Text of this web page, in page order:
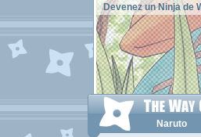
Devenez un Ninja de
Naruto